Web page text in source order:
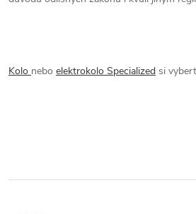
Kolo nebo elektrokolo Specialized si